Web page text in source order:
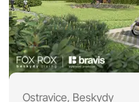
Ostravice, Beskydy